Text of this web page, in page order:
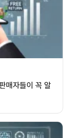
매자들이 꼭 알